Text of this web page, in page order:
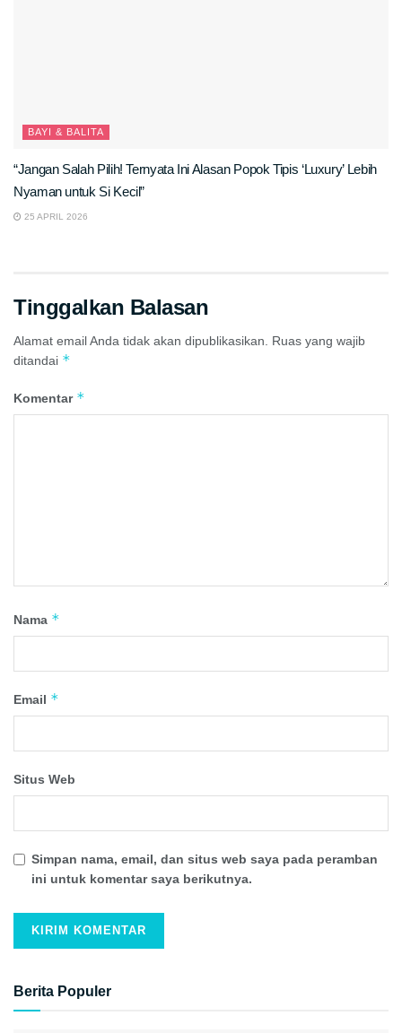
BAYI & BALITA
“Jangan Salah Pilih! Ternyata Ini Alasan Popok Tipis ‘Luxury’ Lebih
Nyaman untuk Si Kecil”
25 APRIL 2026
Tinggalkan Balasan
Alamat email Anda tidak akan dipublikasikan.
Ruas yang wajib
ditandai *
Komentar *
Nama *
Email *
Situs Web
Simpan nama, email, dan situs web saya pada peramban
ini untuk komentar saya berikutnya.
Berita Populer